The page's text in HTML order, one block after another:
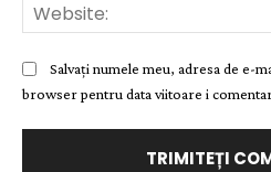
Salvați numele meu, adresa de e-
browser pentru data viitoare i